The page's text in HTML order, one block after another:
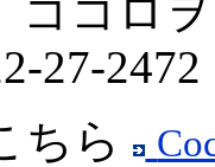
ココロ
27-2472
ちら